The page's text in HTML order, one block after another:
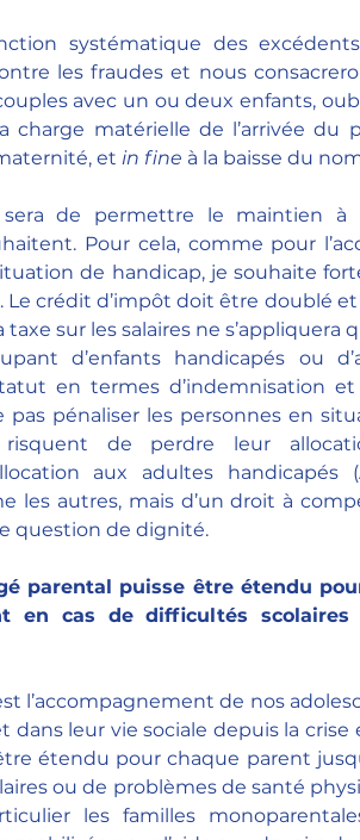
systématique des
les fraudes et nous
avec un ou deux enfants,
charge matérielle de l’arrivée
et in fine à la baisse du
de permettre le maintien à
Pour cela, comme pour
de handicap, je souhaite
Le crédit d’impôt doit être doublé
sur les salaires ne s’appliquera
d’enfants handicapés ou
en termes d’indemnisation
pas pénaliser les personnes en
de perdre leur
aux adultes handicapés
les autres, mais d’un droit à
question de dignité.
parental puisse être étendu
en cas de difficultés
l’accompagnement de nos
dans leur vie sociale depuis la
étendu pour chaque parent
ou de problèmes de santé
les familles